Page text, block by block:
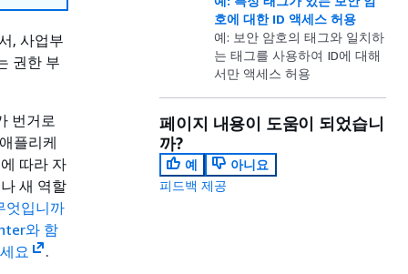
, 사업부
권한 부
번거로
플리케
따라 자
새 역할
엇입니까
와 함
요
.
호에 대한 ID 액세스 허용
예: 보안 암호의 태그와 일치하
는 태그를 사용하여 ID에 대해
서만 액세스 허용
페이지 내용이 도움이 되었습니
까?
예
아니요
피드백 제공